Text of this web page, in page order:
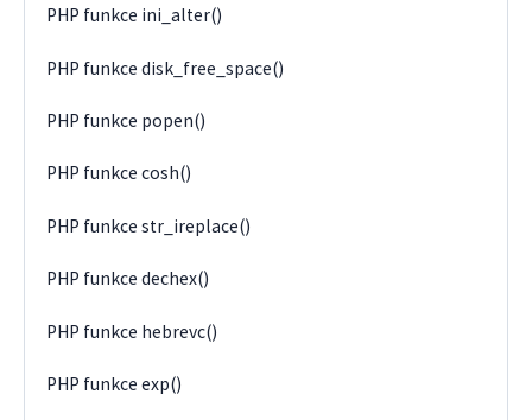
PHP funkce ini_alter()
PHP funkce disk_free_space()
PHP funkce popen()
PHP funkce cosh()
PHP funkce str_ireplace()
PHP funkce dechex()
PHP funkce hebrevc()
PHP funkce exp()